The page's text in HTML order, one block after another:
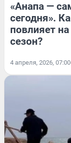
«Анапа —
сегодня».
повлияет
сезон?
4 апреля, 2026, 07:00